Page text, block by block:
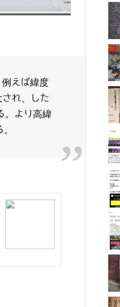
えば緯度
れ、した
。より高緯